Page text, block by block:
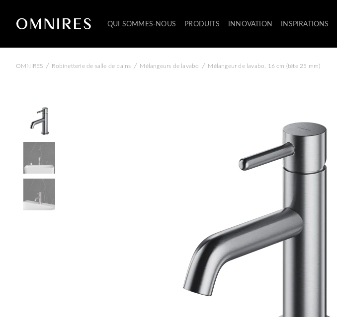
QUI SOMMES-NOUS PRODUITS INNOVATION INSPIRATIONS
OMNIRES / Robinetterie de salle de bains / Mélangeurs de lavabo / Mélangeur de lavabo, 16 cm (tête 25 mm)